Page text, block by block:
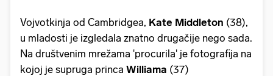
Vojvotkinja od Cambridgea, Kate Middleton (38),
u mladosti je izgledala znatno drugačije nego sada.
Na društvenim mrežama 'procurila' je fotografija na
kojoj je supruga princa Williama (37)